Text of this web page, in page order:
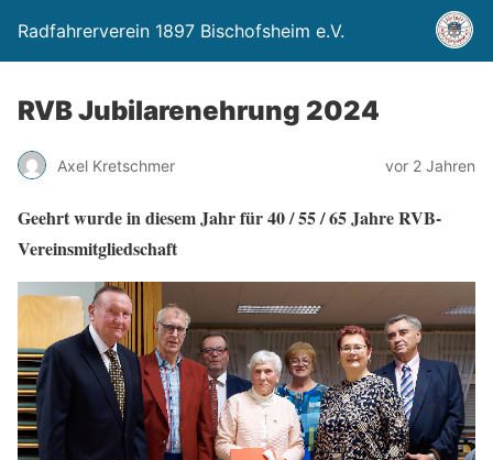
Radfahrerverein 1897 Bischofsheim e.V.
RVB Jubilarenehrung 2024
Axel Kretschmer vor 2 Jahren
Geehrt wurde in diesem Jahr für 40 / 55 / 65 Jahre RVB-
Vereinsmitgliedschaft